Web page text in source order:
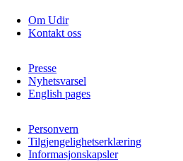
Om Udir
Kontakt oss
Presse
Nyhetsvarsel
English pages
Personvern
Tilgjengelighetserklæring
Informasjonskapsler